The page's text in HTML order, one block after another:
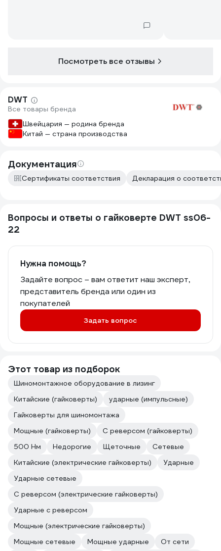
Посмотреть все отзывы
DWT
Все товары бренда
Швейцария — родина бренда
Китай — страна производства
Документация
Сертификаты соответствия Декларация о
Вопросы и ответы о гайковерте DWT ss06-
22
Нужна помощь?
Задайте вопрос – вам ответит наш эксперт,
представитель бренда или один из
покупателей
Задать вопрос
Этот товар из подборок
Шиномонтажное оборудование в лизинг
Китайские (гайковерты)
ударные (импульсные)
Гайковерты для шиномонтажа
Мощные (гайковерты)
С реверсом (гайковерты)
500 Нм
Недорогие Щеточные
Сетевые
Китайские (электрические гайковерты)
Ударные
Ударные сетевые
С реверсом (электрические гайковерты)
Ударные с реверсом
Мощные (электрические гайковерты)
Мощные сетевые
Мощные ударные
От сети